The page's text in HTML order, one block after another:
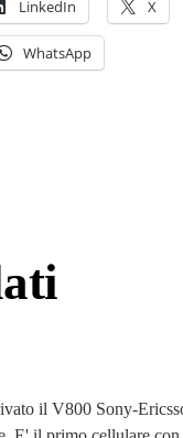
LinkedIn X
WhatsApp
il V800 Sony-